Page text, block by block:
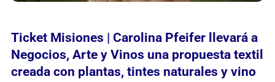
Ticket Misiones | Carolina Pfeifer llevará a
Negocios, Arte y Vinos una propuesta textil
creada con plantas, tintes naturales y vino